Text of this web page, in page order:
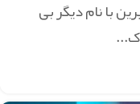
با نام دیگر بی
ک...